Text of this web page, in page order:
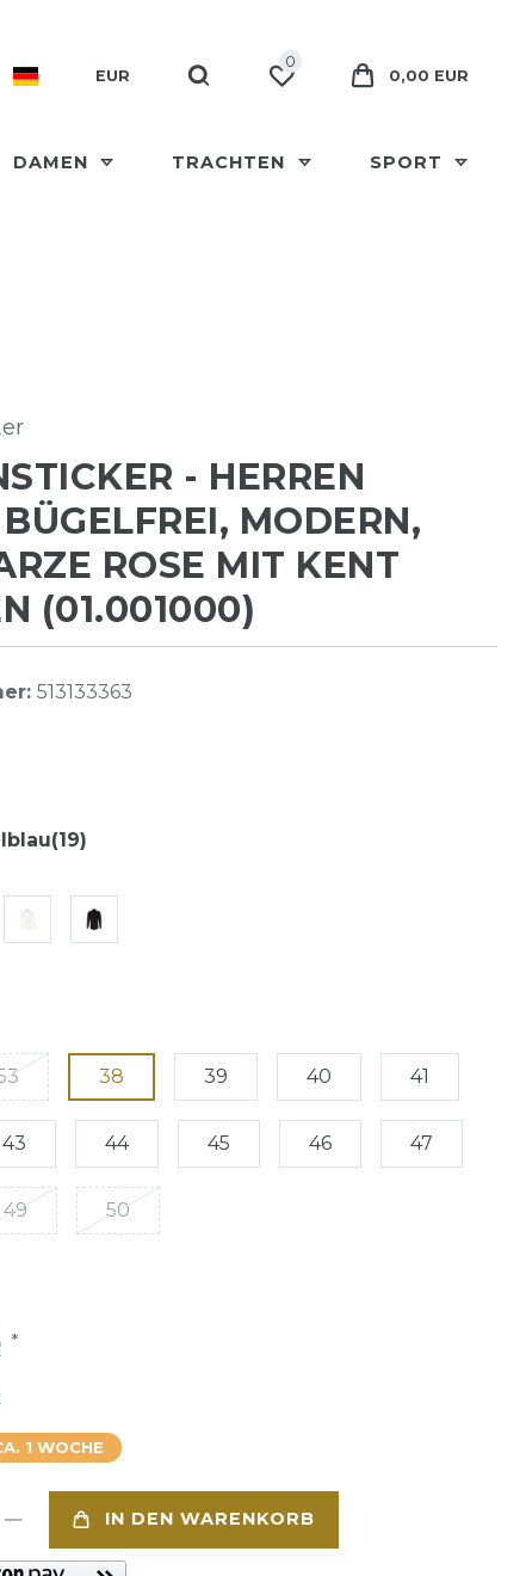
EUR
0
0,00 EUR
DAMEN TRACHTEN SPORT
- HERREN
MODERN,
ROSE MIT KENT
(01.001000)
513133363
38 39 40 41
43 44 45 46 47
49 50
*
1 WOCHE
IN DEN WARENKORB